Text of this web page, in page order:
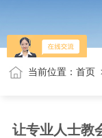
当前位置：首页
让专业人士教